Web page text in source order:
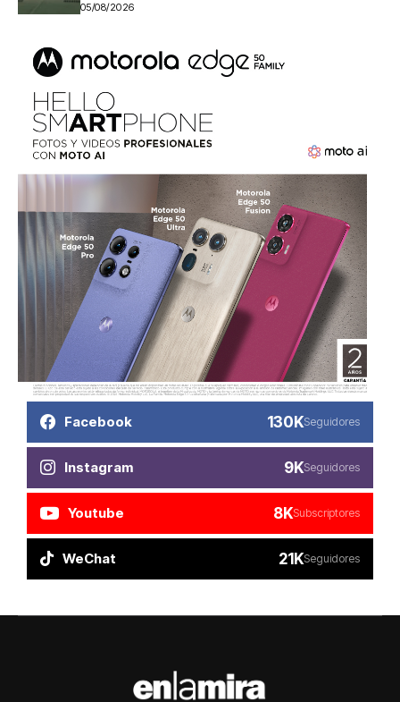
05/08/2026
Facebook 130KSeguidores
Instagram 9KSeguidores
Youtube 8KSubscriptores
WeChat 21KSeguidores